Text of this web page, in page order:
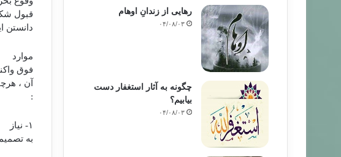
قبول
دانستن
موارد
فوق
آن ،
:
۱-
نیاز
به
رهایی از زندانِ اوهام
۰۴/۰۸/۰۳
چگونه به آثار استغفار دست
بیابیم؟
۰۴/۰۸/۰۳